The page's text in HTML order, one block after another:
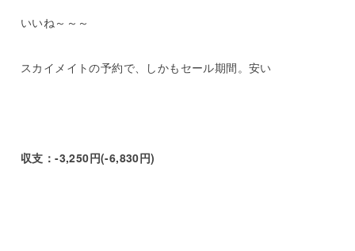
いいね～～～
スカイメイトの予約で、しかもセール期間。安い
収支：-3,250円(-6,830円)